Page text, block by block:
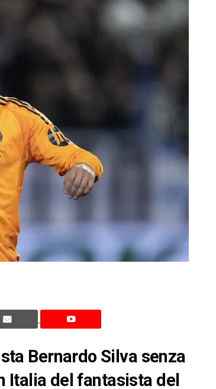
Bernardo Silva senza
Italia del fantasista del